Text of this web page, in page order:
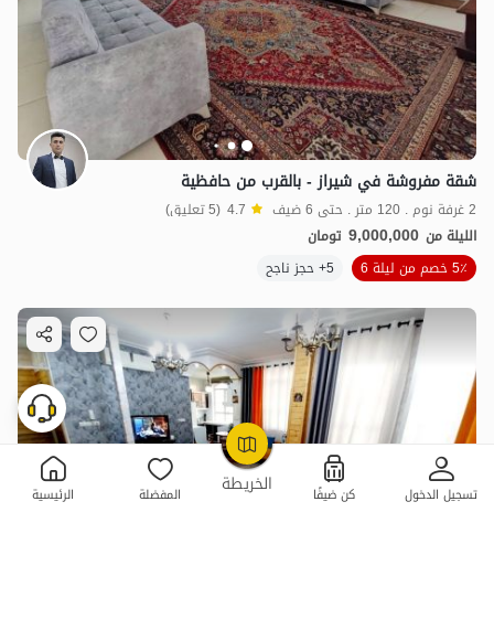
الخريطة تسجيل الدخول كن ضيفًا المفضلة الرئيسية
OpenStreetMap
شقة مفروشة في شيراز - بالقرب من حافظية
2 غرفة نوم . 120 متر . حتى 6 ضيف 4.7 (5 تعليق)
الليلة من 9,000,000 تومان
5٪ خصم من ليلة 6
5+ حجز ناجح